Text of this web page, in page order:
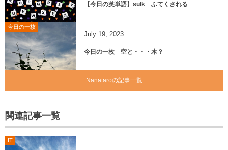
【今日の英単語】sulk ふてくされる
今日の一枚
July 19, 2023
今日の一枚 空と・・・木？
Nanataroの記事一覧
関連記事一覧
IT